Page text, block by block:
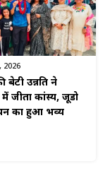
2026
बेटी उन्नति ने
में जीता कांस्य, जूडो
का हुआ भव्य